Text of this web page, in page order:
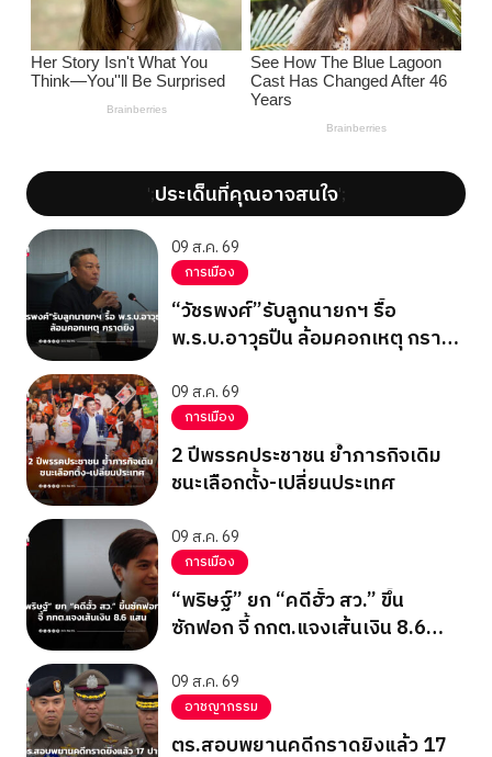
';ประเด็นที่คุณอาจสนใจ';
09 ส.ค. 69
การเมือง
“วัชรพงศ์”รับลูกนายกฯ รื้อ
พ.ร.บ.อาวุธปืน ล้อมคอกเหตุ กราด
09 ส.ค. 69
การเมือง
2 ปีพรรคประชาชน ย้ำภารกิจเดิม
ชนะเลือกตั้ง-เปลี่ยนประเทศ
09 ส.ค. 69
การเมือง
“พริษฐ์” ยก “คดีฮั้ว สว.” ขึ้น
ซักฟอก จี้ กกต.แจงเส้นเงิน 8.6
09 ส.ค. 69
อาชญากรรม
ตร.สอบพยานคดีกราดยิงแล้ว 17